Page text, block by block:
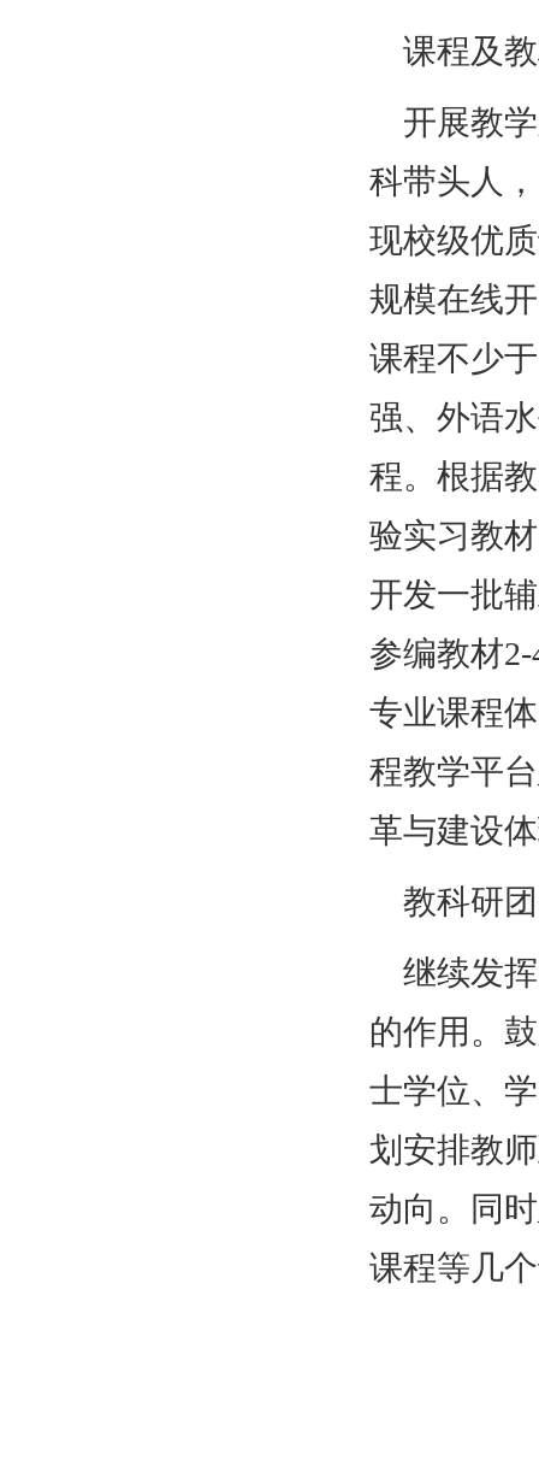
课程及
开展教
科带头人
现校级优
规模在线
课程不少
强、外语
程。根据
验实习教
开发一批
参编教材
专业课程
程教学平
革与建设
教科研
继续发
的作用。
士学位、
划安排教
动向。同
课程等几